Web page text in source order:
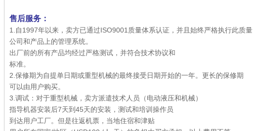
售后服务：
1.自1997年以来，卖方已通过ISO9001质量体系认证，并且始终严格执行此质量
公司和产品上的管理系统。
出厂前的所有产品均经过严格测试，并符合技术协议和
标准。
2.保修期为自提单日期或重型机械的最终接受日期开始的一年。更长的保修期
可以由用户购买。
3.调试：对于重型机械，卖方派遣技术人员（电动液压和机械）
指导机器安装后7天到45天的安装，测试和培训操作员
到达用户工厂。但是往返机票，当地住宿和津贴